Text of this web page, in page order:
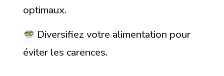
optimaux.
Diversifiez votre alimentation pour
éviter les carences.